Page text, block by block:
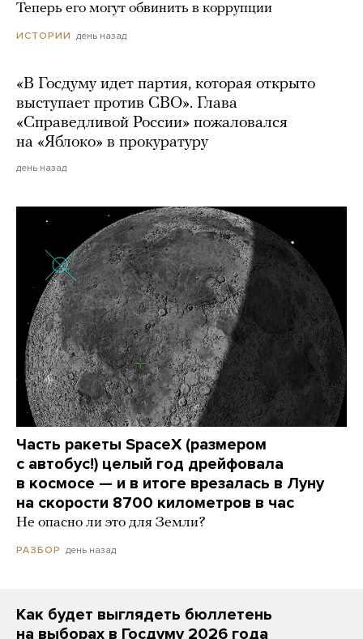
Теперь его могут обвинить в коррупции
ИСТОРИИ день назад
«В Госдуму идет партия, которая открыто
выступает против СВО». Глава
«Справедливой России» пожаловался
на «Яблоко» в прокуратуру
день назад
Часть ракеты SpaceX (размером
с автобус!) целый год дрейфовала
в космосе — и в итоге врезалась в Луну
на скорости 8700 километров в час
Не опасно ли это для Земли?
РАЗБОР день назад
Как будет выглядеть бюллетень
на выборах в Госдуму 2026 года